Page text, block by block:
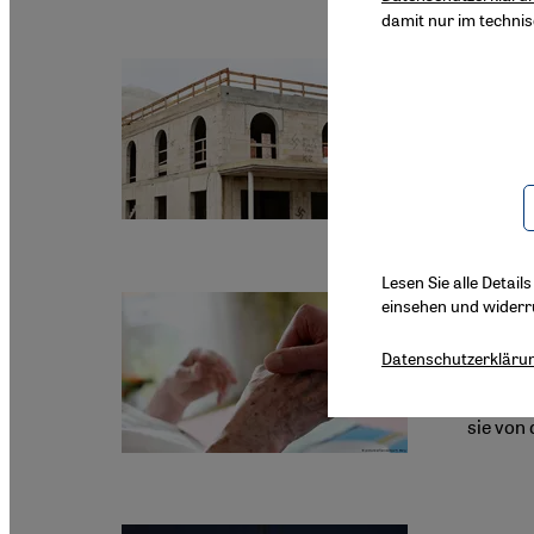
wie
Mehr
sie von
damit nur im
Lesen Sie alle
einsehen und